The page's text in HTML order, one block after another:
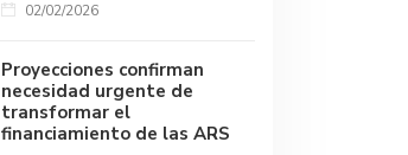
02/02/2026
Proyecciones confirman
necesidad urgente de
transformar el
financiamiento de las ARS